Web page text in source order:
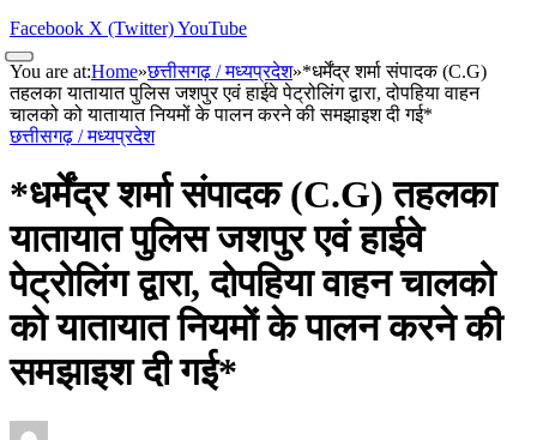
Facebook X (Twitter)YouTube
You are at:Home»छत्तीसगढ़ / मध्यप्रदेश»*धर्मेंद्र शर्मा संपादक (C.G)
तहलका यातायात पुलिस जशपुर एवं हाईवे पेट्रोलिंग द्वारा, दोपहिया वाहन
चालको को यातायात नियमों के पालन करने की समझाइश दी गई*
छत्तीसगढ़ / मध्यप्रदेश
*धर्मेंद्र शर्मा संपादक (C.G) तहलका
यातायात पुलिस जशपुर एवं हाईवे
पेट्रोलिंग द्वारा, दोपहिया वाहन चालको
को यातायात नियमों के पालन करने की
समझाइश दी गई*